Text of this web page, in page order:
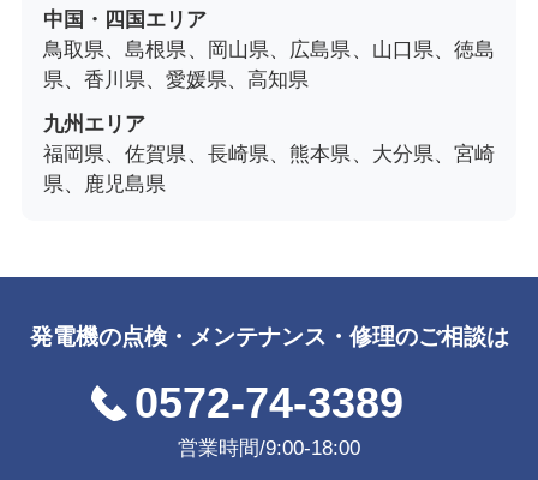
中国・四国エリア
鳥取県、島根県、岡山県、広島県、山口県、徳島
県、香川県、愛媛県、高知県
九州エリア
福岡県、佐賀県、長崎県、熊本県、大分県、宮崎
県、鹿児島県
発電機の点検・メンテナンス・修理のご相談は
0572-74-3389
営業時間/9:00-18:00